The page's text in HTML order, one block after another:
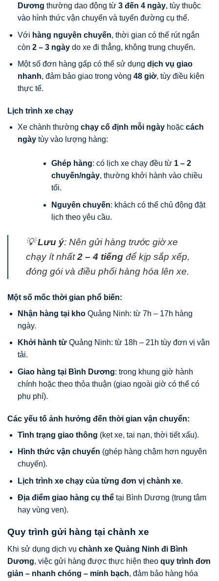
Dương thường dao động từ 3 đến 4 ngày, tùy thuộc
vào hình thức vận chuyển và tuyến đường cụ thể.
Với hàng nguyên chuyến, thời gian có thể rút ngắn
còn 2 – 3 ngàydo xe đi thẳng, không trung chuyển.
Một số đơn hàng gấp có thể sử dụng dịch vụ giao
nhanh, đảm bảo giao trong vòng 48 giờ, tùy điều kiện
thực tế.
Lịch trình xe chạy
Xe chành thường chạy cố định mỗi ngàyhoặc cách
ngàytùy vào lượng hàng:
Ghép hàng: có lịch xe chạy đều từ 1 – 2
chuyến/ngày, thường khởi hành vào chiều
tối.
Nguyên chuyến: khách có thể chủ động đặt
lịch theo yêu cầu.
💡Lưu ý: Nên gửi hàng trước giờ xe
chạy ít nhất2 – 4 tiếng để kịp sắp xếp,
đóng gói và điều phối hàng hóa lên xe.
Một số mốc thời gian phổ biến:
Nhận hàng tại kho Quảng Ninh: từ 7h – 17h hàng
ngày.
Khởi hành từ Quảng Ninh: từ 18h – 21h tùy đơn vị vận
tải.
Giao hàng tại Bình Dương: trong khung giờ hành
chính hoặc theo thỏa thuận (giao ngoài giờ có thể có
phụ phí).
Các yếu tố ảnh hưởng đến thời gian vận chuyển:
Tình trạng giao thông (kẹt xe, tai nạn, thời tiết xấu).
Hình thức vận chuyển (ghép hàng chậm hơn nguyên
chuyến).
Lịch trình xe chạy của từng đơn vị chành xe.
Địa điểm giao hàng cụ thểtại Bình Dương (trung tâm
hay vùng ven).
Quy trình gửi hàng tại chành xe
Khi sử dụng dịch vụ chành xe Quảng Ninh đi Bình
Dương, việc gửi hàng được thực hiện theo quy trình đơn
giản – nhanh chóng – minh bạch, đảm bảo hàng hóa